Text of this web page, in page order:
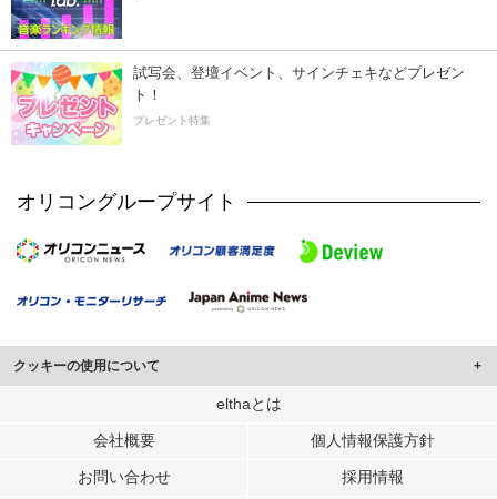
試写会、登壇イベント、サインチェキなどプレゼン
ト！
プレゼント特集
オリコングループサイト
クッキーの使用について
このサイトでは Cookie を使用して、ユーザーに合わせたコンテンツや広告の
行っています。
メディアや広告配信、データ解析の各パートナーに提供しています。
elthaとは
会社概要 個人情報保護方針
お問い合わせ
採用情報